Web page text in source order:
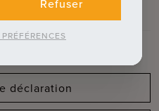
déclaration
Refuser